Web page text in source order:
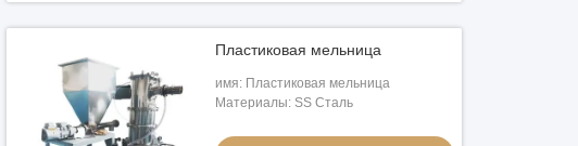
Пластиковая мельница
имя: Пластиковая мельница
Материалы: SS Сталь